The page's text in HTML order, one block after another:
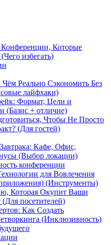
Которые
избегать)
Реально Сэкономить Без
лайфхаки)
Формат, Цели и
(Базис + отличие)
Чтобы Не Просто
(Для гостей)
Кафе, Офис,
(Выбор локации)
конференции
для Вовлечения
(Инструменты)
Которая Окупит Ваши
посетителей)
Как Создать
(Инклюзивность)